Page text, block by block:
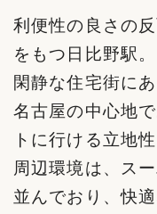
利便性の良さの
をもつ日比野駅。
閑静な住宅街に
名古屋の中心地
トに行ける立地
周辺環境は、ス
並んでおり、快